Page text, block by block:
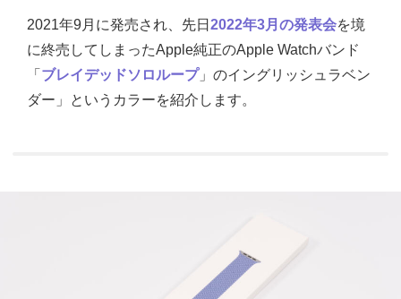
2021年9月に発売され、先日 2022年3月の発表会を境
に終売してしまったApple純正のApple Watchバンド
「 ブレイデッドソロループ」のイングリッシュラベン
ダー」というカラーを紹介します。